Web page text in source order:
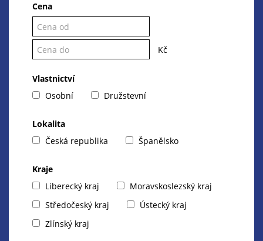
Cena
Kč
Vlastnictví
Osobní
Družstevní
Lokalita
Česká republika
Španělsko
Kraje
Liberecký kraj
Moravskoslezský kraj
Středočeský kraj
Ústecký kraj
Zlínský kraj